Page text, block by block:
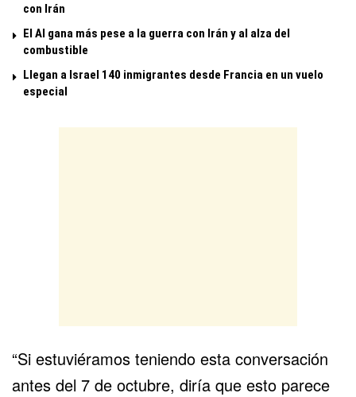
con Irán
El Al gana más pese a la guerra con Irán y al alza del
combustible
Llegan a Israel 140 inmigrantes desde Francia en un vuelo
especial
“Si estuviéramos teniendo esta conversación
antes del 7 de octubre, diría que esto parece